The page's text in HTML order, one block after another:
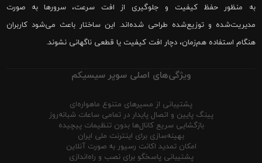
به منظور حفظ کیفیت و جلوگیری از افت سرعت، سرورها به صورت
مدیریت‌شده و توزیع‌شده طراحی شده‌اند. این ساختار باعث می‌شود کاربران
هنگام استفاده هم‌زمان، دچار افت کیفیت یا قطعی ناگهانی نشوند.
ویژگی‌های اصلی سوپر سیسیکم
پشتیبانی از مسیرهای متنوع ماهواره‌ای
پینگ پایین و اتصال پایدار در تمامی ساعات شبانه‌روز
بازگشایی سریع کانال‌ها بدون تنظیمات پیچیده
بهینه‌سازی برای اینترنت ملی ایران
امکان تمدید اکانت رسیور به صورت آنلاین
پشتیبانی پاسخگو برای نصب و راه‌اندازی